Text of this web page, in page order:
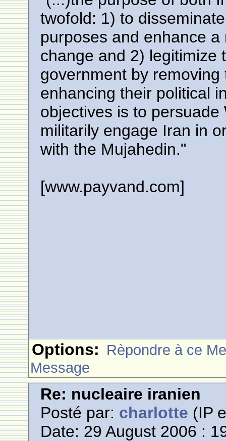
twofold: 1) to
purposes and enhance
change and 2) legitimize
government by
enhancing their political
objectives is to
militarily engage Iran in
with the Mujahedin."
[www.payvand.com]
Options: Rèpondre à ce
Message
Re: nucleaire iranien
Posté par: charlotte (IP
Date: 29 August 2006 :